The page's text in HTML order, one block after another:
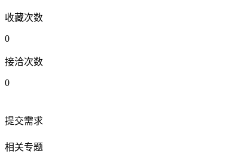
收藏次数
0
接洽次数
0
提交需求
相关专题